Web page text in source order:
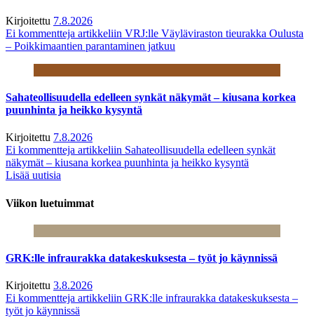
Kirjoitettu 7.8.2026
Ei kommentteja artikkeliin VRJ:lle Väyläviraston tieurakka Oulusta
– Poikkimaantien parantaminen jatkuu
Sahateollisuudella edelleen synkät näkymät – kiusana korkea
puunhinta ja heikko kysyntä
Kirjoitettu 7.8.2026
Ei kommentteja artikkeliin Sahateollisuudella edelleen synkät
näkymät – kiusana korkea puunhinta ja heikko kysyntä
Lisää uutisia
Viikon luetuimmat
GRK:lle infraurakka datakeskuksesta – työt jo käynnissä
Kirjoitettu 3.8.2026
Ei kommentteja artikkeliin GRK:lle infraurakka datakeskuksesta –
työt jo käynnissä